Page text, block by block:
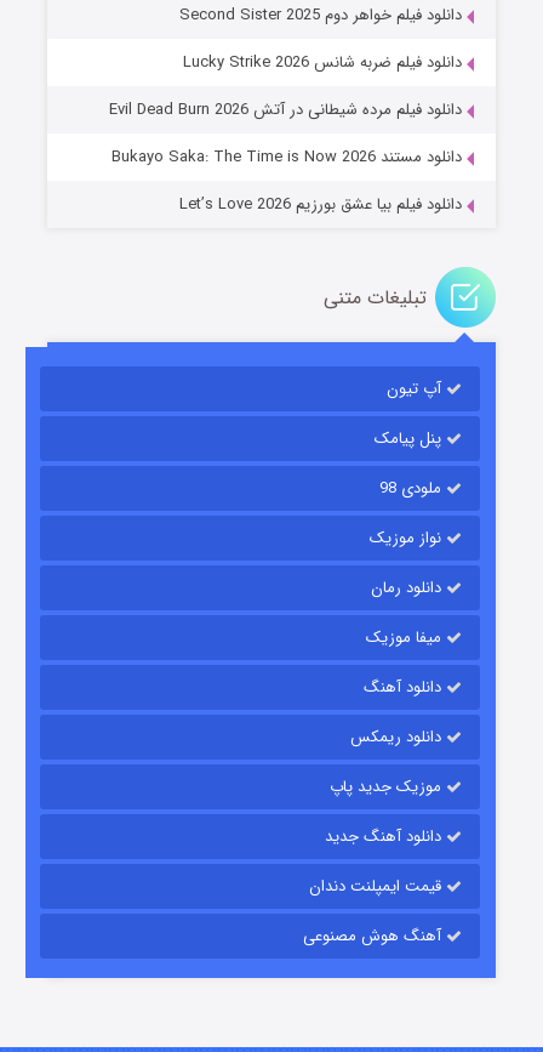
جادوگری در مغولستان
باب اسفنجی فصل ۱۷
قسمت۶ (زیرنویس) منتشر شد
قسمت۱۵ (دوبله) منتشر شد
دانلود فیلم خواهر دوم Second Sister 2025
دانلود فیلم ضربه شانس Lucky Strike 2026
دانلود فیلم مرده شیطانی در آتش Evil Dead Burn 2026
دانلود مستند Bukayo Saka: The Time is Now 2026
دانلود فیلم بیا عشق بورزیم Let’s Love 2026
تبلیغات متنی
آپ تیون
پنل پیامک
ملودی 98
نواز موزیک
دانلود رمان
میفا موزیک
دانلود آهنگ
دانلود ریمکس
موزیک جدید پاپ
دانلود آهنگ جدید
قیمت ایمپلنت دندان
آهنگ هوش مصنوعی